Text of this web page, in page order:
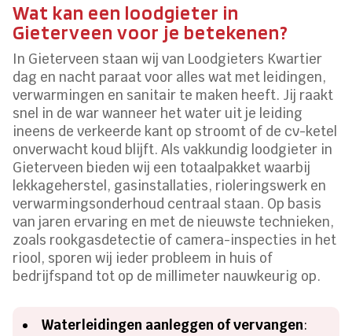
Wat kan een loodgieter in
Gieterveen voor je betekenen?
In Gieterveen staan wij van Loodgieters Kwartier
dag en nacht paraat voor alles wat met leidingen,
verwarmingen en sanitair te maken heeft. Jij raakt
snel in de war wanneer het water uit je leiding
ineens de verkeerde kant op stroomt of de cv-ketel
onverwacht koud blijft. Als vakkundig loodgieter in
Gieterveen bieden wij een totaalpakket waarbij
lekkageherstel, gasinstallaties, rioleringswerk en
verwarmingsonderhoud centraal staan. Op basis
van jaren ervaring en met de nieuwste technieken,
zoals rookgasdetectie of camera-inspecties in het
riool, sporen wij ieder probleem in huis of
bedrijfspand tot op de millimeter nauwkeurig op.
Waterleidingen aanleggen of vervangen: